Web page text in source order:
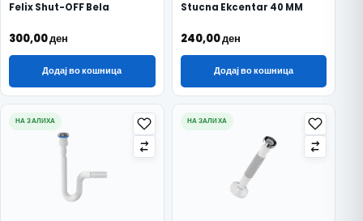
Felix Shut-OFF Bela
300,00ден
Додај во кошница
Stucna Ekcentar 40 MM
240,00ден
Додај во кошница
НА ЗАЛИХА НА ЗАЛИХА